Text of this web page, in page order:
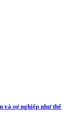
và sự nghiệp như thế